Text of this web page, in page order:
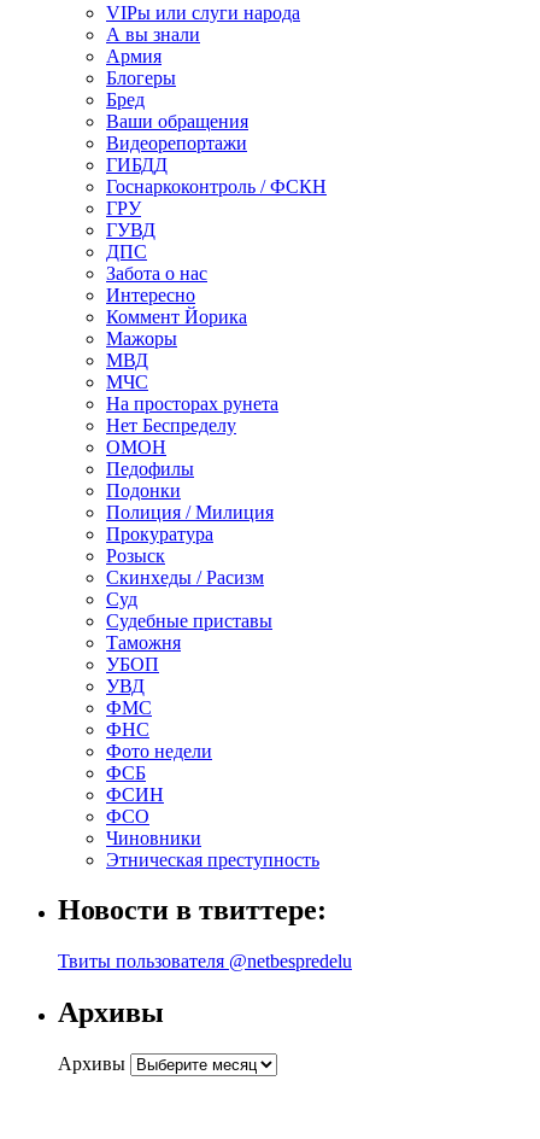
VIPы или слуги народа
А вы знали
Армия
Блогеры
Бред
Ваши обращения
Видеорепортажи
ГИБДД
Госнаркоконтроль / ФСКН
ГРУ
ГУВД
ДПС
Забота о нас
Интересно
Коммент Йорика
Мажоры
МВД
МЧС
На просторах рунета
Нет Беспределу
ОМОН
Педофилы
Подонки
Полиция / Милиция
Прокуратура
Розыск
Скинхеды / Расизм
Суд
Судебные приставы
Таможня
УБОП
УВД
ФМС
ФНС
Фото недели
ФСБ
ФСИН
ФСО
Чиновники
Этническая преступность
Новости в твиттере:
Твиты пользователя @netbespredelu
Архивы
Архивы